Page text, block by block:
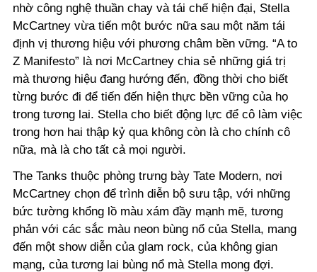
nhờ công nghệ thuần chay và tái chế hiện đại, Stella
McCartney vừa tiến một bước nữa sau một năm tái
định vị thương hiệu với phương châm bền vững. “A to
Z Manifesto” là nơi McCartney chia sẻ những giá trị
mà thương hiệu đang hướng đến, đồng thời cho biết
từng bước đi để tiến đến hiện thực bền vững của họ
trong tương lai. Stella cho biết động lực để cô làm việc
trong hơn hai thập kỷ qua không còn là cho chính cô
nữa, mà là cho tất cả mọi người.
The Tanks thuộc phòng trưng bày Tate Modern, nơi
McCartney chọn để trình diễn bộ sưu tập, với những
bức tường khổng lồ màu xám đầy mạnh mẽ, tương
phản với các sắc màu neon bùng nổ của Stella, mang
đến một show diễn của glam rock, của không gian
mạng, của tương lai bùng nổ mà Stella mong đợi.